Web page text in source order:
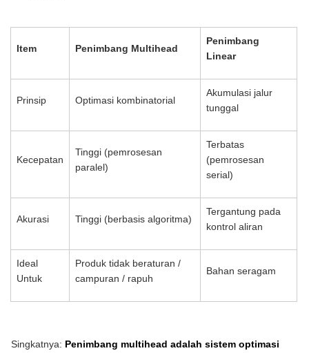
Item Penimbang Multihead
Penimbang
Linear
Prinsip Optimasi kombinatorial
Akumulasi jalur
tunggal
Kecepatan
Tinggi (pemrosesan
paralel)
Terbatas
(pemrosesan
serial)
Akurasi Tinggi (berbasis algoritma)
Tergantung pada
kontrol aliran
Ideal
Untuk
Produk tidak beraturan /
campuran / rapuh
Bahan seragam
Singkatnya: Penimbang multihead adalah sistem optimasi